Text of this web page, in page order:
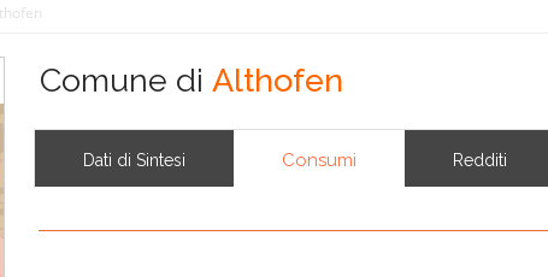
Comune di Althofen
Dati di Sintesi Consumi Redditi